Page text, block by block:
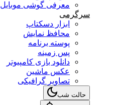
معرفی گوشی موبایل
سرگرمی
ابزار دسکتاپ
محافظ نمایش
پوسته برنامه
پس زمینه
دانلود بازی کامپیوتر
عکس ماشین
تصاویر گرافیکی
حالت شب